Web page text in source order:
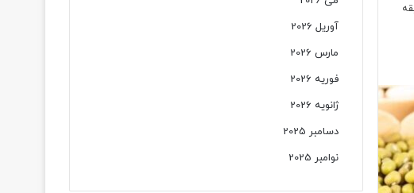
آوریل 2026
مارس 2026
فوریه 2026
ژانویه 2026
دسامبر 2025
نوامبر 2025